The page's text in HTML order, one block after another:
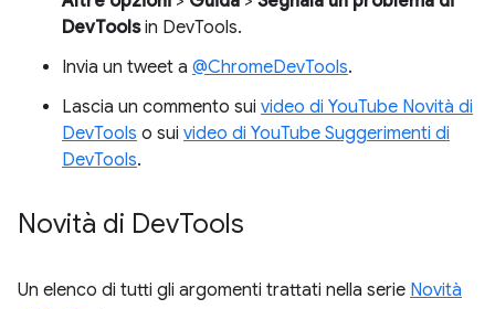
DevToolsin DevTools.
Invia un tweet a @ChromeDevTools.
Lascia un commento sui video di YouTube Novità di
DevTools o sui video di YouTube Suggerimenti di
DevTools.
Novità di DevTools
Un elenco di tutti gli argomenti trattati nella serie Novità